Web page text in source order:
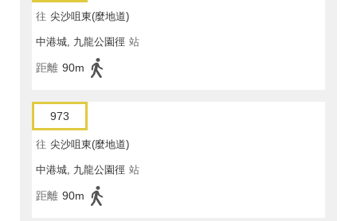
往 尖沙咀東(麼地道)
中港城, 九龍公園徑 站
距離 90m
973
往 尖沙咀東(麼地道)
中港城, 九龍公園徑 站
距離 90m